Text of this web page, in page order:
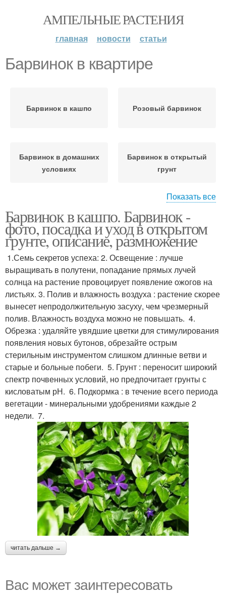
АМПЕЛЬНЫЕ РАСТЕНИЯ
главная новости статьи
Барвинок в квартире
Барвинок в кашпо Розовый барвинок
Барвинок в домашних
условиях
Барвинок в открытый
грунт
Барвинок на балконе
барвинок
Показать все
Барвинок в кашпо. Барвинок -
фото, посадка и уход в открытом
грунте, описание, размножение
1.Семь секретов успеха: 2. Освещение : лучше
выращивать в полутени, попадание прямых лучей
солнца на растение провоцирует появление ожогов на
листьях. 3. Полив и влажность воздуха : растение скорее
вынесет непродолжительную засуху, чем чрезмерный
полив. Влажность воздуха можно не повышать. 4.
Обрезка : удаляйте увядшие цветки для стимулирования
появления новых бутонов, обрезайте острым
стерильным инструментом слишком длинные ветви и
старые и больные побеги. 5. Грунт : переносит широкий
спектр почвенных условий, но предпочитает грунты с
кисловатым рН. 6. Подкормка : в течение всего периода
вегетации - минеральными удобрениями каждые 2
недели. 7.
читать дальше →
Вас может заинтересовать